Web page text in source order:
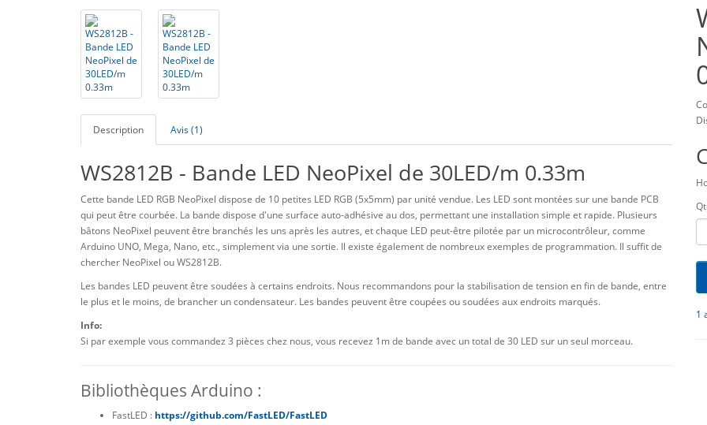
Description Avis (1)
WS2812B - Bande LED NeoPixel de 30LED/m 0.33m
Cette bande LED RGB NeoPixel dispose de 10 petites LED RGB (5x5mm) par unité vendue. Les LED sont montées sur une bande PCB
qui peut être courbée. La bande dispose d'une surface auto-adhésive au dos, permettant une installation simple et rapide. Plusieurs
bâtons NeoPixel peuvent être branchés les uns après les autres, et chaque LED peut-être pilotée par un microcontrôleur, comme
Arduino UNO, Mega, Nano, etc., simplement via une sortie. Il existe également de nombreux exemples de programmation. Il suffit de
chercher NeoPixel ou WS2812B.
Les bandes LED peuvent être soudées à certains endroits. Nous recommandons pour la stabilisation de tension en fin de bande, entre
le plus et le moins, de brancher un condensateur. Les bandes peuvent être coupées ou soudées aux endroits marqués.
Info:
Si par exemple vous commandez 3 pièces chez nous, vous recevez 1m de bande avec un total de 30 LED sur un seul morceau.
Bibliothèques Arduino :
FastLED : https://github.com/FastLED/FastLED
1